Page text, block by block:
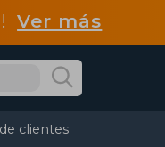
Ver más
clientes